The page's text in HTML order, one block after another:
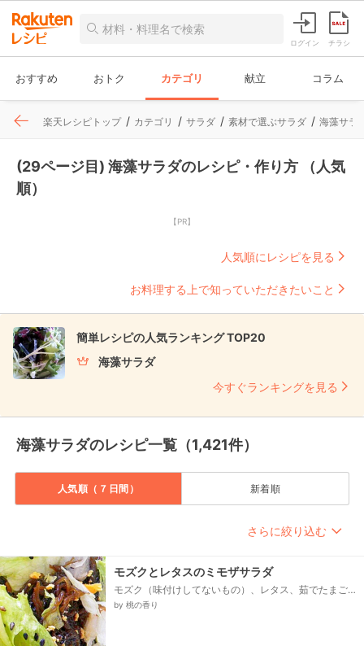
ログイン チラシ
おすすめ おトク カテゴリ 献立 コラム
楽天レシピトップ カテゴリ サラダ 素材で選ぶサラダ 海藻サラ
(29ページ目) 海藻サラダのレシピ・作り方 （人気
順）
【PR】
人気順にレシピを見る
お料理する上で知っていただきたいこと
簡単レシピの人気ランキング TOP20
海藻サラダ
今すぐランキングを見る
海藻サラダのレシピ一覧（1,421件）
人気順（７日間） 新着順
さらに絞り込む
モズクとレタスのミモザサラダ
モズク（味付けしてないもの）、レタス、茹でたまご
の黄身、黒ゴマ、ゴマ油、お酢、お醤油、お砂糖
by 桃の香り